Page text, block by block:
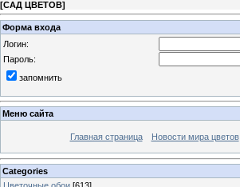
[САД ЦВЕТОВ]
Форма входа
Логин:
Пароль:
запомнить
Меню сайта
Главная страница Новости мира цветов
Categories